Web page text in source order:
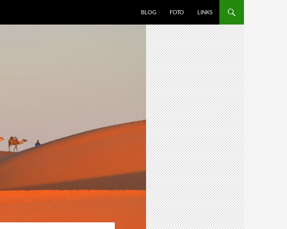
BLOG FOTO LINKS